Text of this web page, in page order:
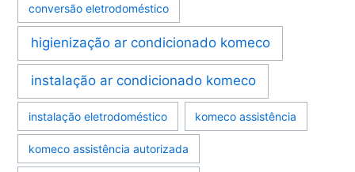
conversão eletrodoméstico
higienização ar condicionado komeco
instalação ar condicionado komeco
instalação eletrodoméstico komeco assistência
komeco assistência autorizada